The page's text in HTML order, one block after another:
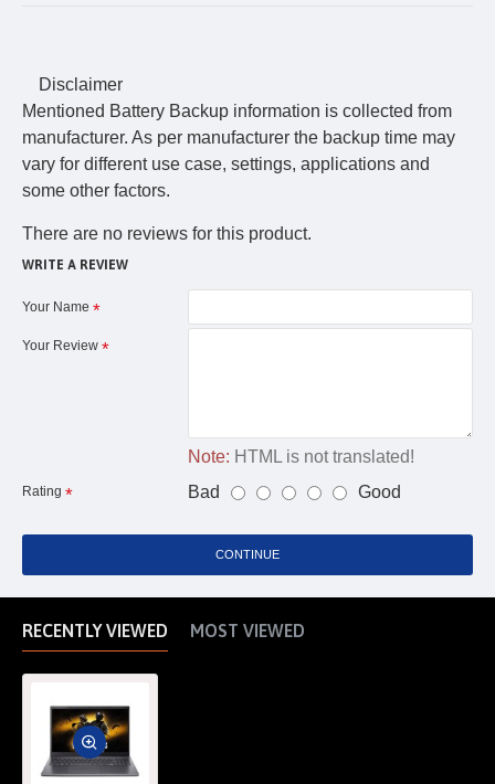
Disclaimer
Mentioned Battery Backup information is collected from
manufacturer. As per manufacturer the backup time may
vary for different use case, settings, applications and
some other factors.
There are no reviews for this product.
WRITE A REVIEW
Your Name
Your Review
Note: HTML is not translated!
Rating Bad Good
CONTINUE
RECENTLY VIEWED MOST VIEWED